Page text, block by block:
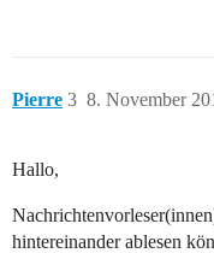
Pierre 8. November
3
Hallo,
hintereinander ablesen